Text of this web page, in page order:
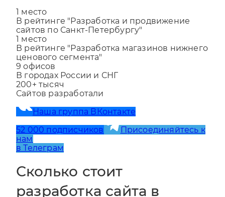
1место
В рейтинге "Разработка и продвижение
сайтов по Санкт-Петербургу"
1место
В рейтинге "Разработка магазинов нижнего
ценового сегмента"
9 офисов
В городах России и СНГ
200+тысяч
52 000 подписчиков
нам
Сколько стоит